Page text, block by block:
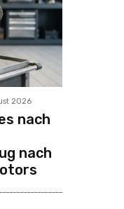
2026
nach
nach